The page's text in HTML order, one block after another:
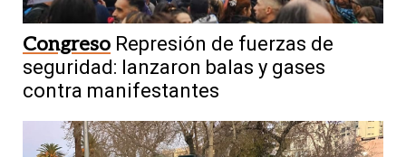
Congreso Represión de fuerzas de
seguridad: lanzaron balas y gases
contra manifestantes